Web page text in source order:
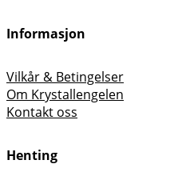
Informasjon
Vilkår & Betingelser
Om Krystallengelen
Kontakt oss
Henting